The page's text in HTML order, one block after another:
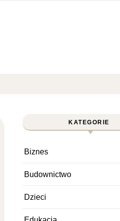
KATEGORIE
Biznes
Budownictwo
Dzieci